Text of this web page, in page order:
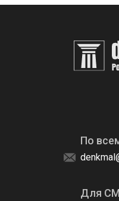
Для
По